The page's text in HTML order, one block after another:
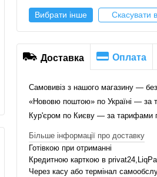
Вибрати інше Скасувати
Доставка Оплата
Самовивіз з нашого магазину —
«Нововю поштою» по Україні — за
Кур'єром по Києву — за тарифами
Більше інформації про доставку
Готівкою при отриманні
Кредитною карткою в
Через касу або термінал